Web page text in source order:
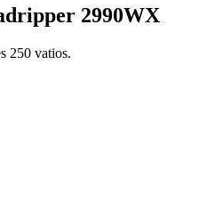
2990WX
250 vatios.